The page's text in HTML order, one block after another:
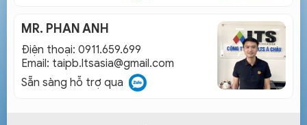
MR. PHAN ANH
Điện thoại: 0911.659.699
Email: taipb.ltsasia@gmail.com
Sẵn sàng hỗ trợ qua